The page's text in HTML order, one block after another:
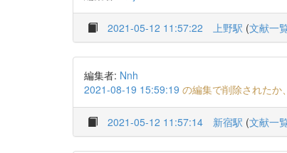
2021-05-12 11:57:22 上野駅 (文献一
編集者: Nnh
2021-08-19 15:59:19 の編集で削除されたか
2021-05-12 11:57:14 新宿駅 (文献一